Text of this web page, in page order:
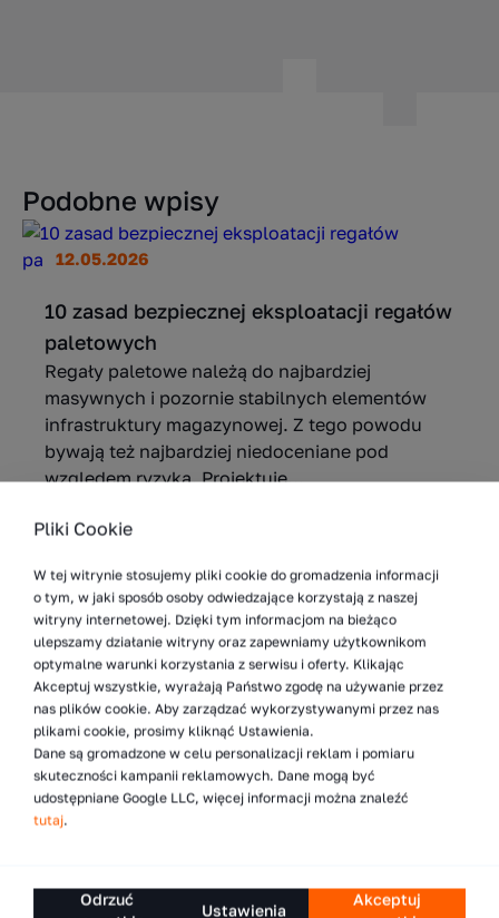
Podobne wpisy
12.05.2026
10 zasad bezpiecznej eksploatacji regałów
paletowych
Regały paletowe należą do najbardziej
masywnych i pozornie stabilnych elementów
infrastruktury magazynowej. Z tego powodu
bywają też najbardziej niedoceniane pod
względem ryzyka. Projektuje...
Więcej
7.05.2026
5 sposobów na zwiększenie liczby
składowanych palet w magazynie
Zwiększenie liczby palet w magazynie jest
jednym z najczęstszych wyzwań operacyjnych
w logistyce. Wraz ze wzrostem wolumenów
i rozszerzaniem asortymentu szybko okazuje
Pliki Cookie
W tej witrynie stosujemy pliki cookie do gromadzenia informacji
o tym, w jaki sposób osoby odwiedzające korzystają z naszej
witryny internetowej. Dzięki tym informacjom na bieżąco
ulepszamy działanie witryny oraz zapewniamy użytkownikom
optymalne warunki korzystania z serwisu i oferty. Klikając
Akceptuj wszystkie, wyrażają Państwo zgodę na używanie przez
nas plików cookie. Aby zarządzać wykorzystywanymi przez nas
plikami cookie, prosimy kliknąć Ustawienia.
Dane są gromadzone w celu personalizacji reklam i pomiaru
skuteczności kampanii reklamowych. Dane mogą być
udostępniane Google LLC, więcej informacji można znaleźć
tutaj.
Odrzuć
Ustawienia
Akceptuj